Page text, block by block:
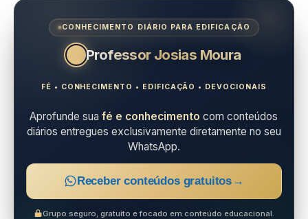
CONHECIMENTO DIÁRIO PARA EDIFICAÇÃO
Professor Josias Moura
FÉ • CONHECIMENTO • EDIFICAÇÃO • DEVOCIONAIS
Aprofunde suafé e conhecimento com conteúdos
diários entregues exclusivamente diretamente no seu
WhatsApp.
Receber conteúdos gratuitos →
Grupo seguro, gratuito e focado em conteúdo educacional.